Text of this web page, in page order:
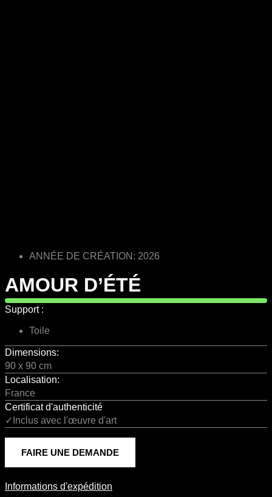
ANNÉE DE CRÉATION: 2026
AMOUR D’ÉTÉ
Support :
Toile
Dimensions:
90 x 90 cm
Localisation:
France
Certificat d'authenticité
✓Inclus avec l'œuvre d'art
FAIRE UNE DEMANDE
Informations D'expédition
Informations d'expédition